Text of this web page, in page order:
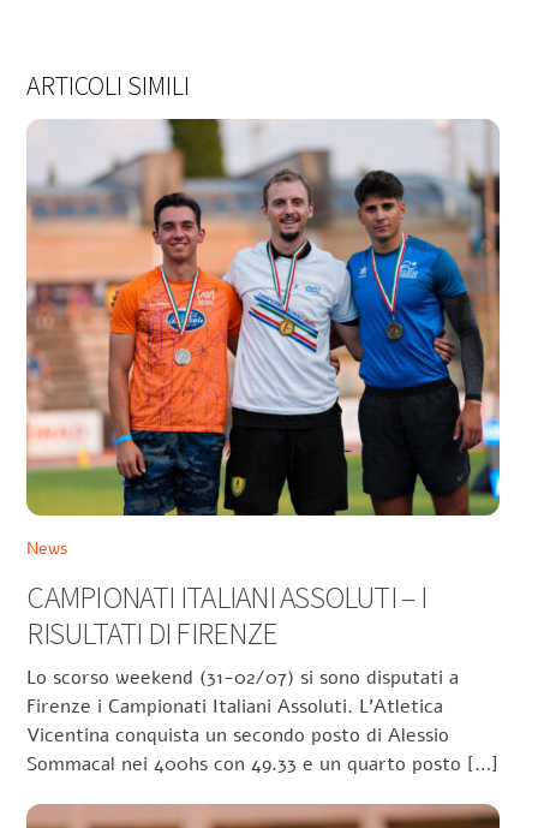
ARTICOLI SIMILI
News
CAMPIONATI ITALIANI ASSOLUTI – I
RISULTATI DI FIRENZE
Lo scorso weekend (31-02/07) si sono disputati a
Firenze i Campionati Italiani Assoluti. L’Atletica
Vicentina conquista un secondo posto di Alessio
Sommacal nei 400hs con 49.33 e un quarto posto […]